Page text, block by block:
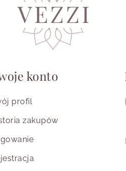
konto
profil
zakupów